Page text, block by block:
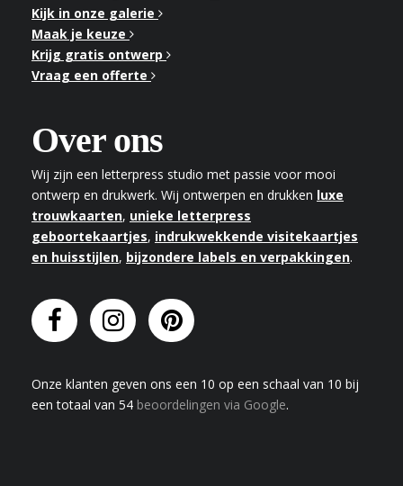
Kijk in onze galerie
Maak je keuze
Krijg gratis ontwerp
Vraag een offerte
Over ons
Wij zijn een letterpress studio met passie voor mooi
ontwerp en drukwerk. Wij ontwerpen en drukken luxe
trouwkaarten, unieke letterpress
geboortekaartjes, indrukwekkende visitekaartjes
en huisstijlen, bijzondere labels en verpakkingen.
Onze klanten geven ons een 10 op een schaal van 10 bij
een totaal van 54 beoordelingen via Google.